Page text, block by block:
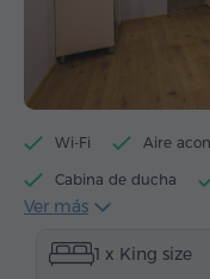
Wi-Fi Aire
Cabina de ducha
Hervidor eléctrico
Pantuflas
Ver más
1 x King size